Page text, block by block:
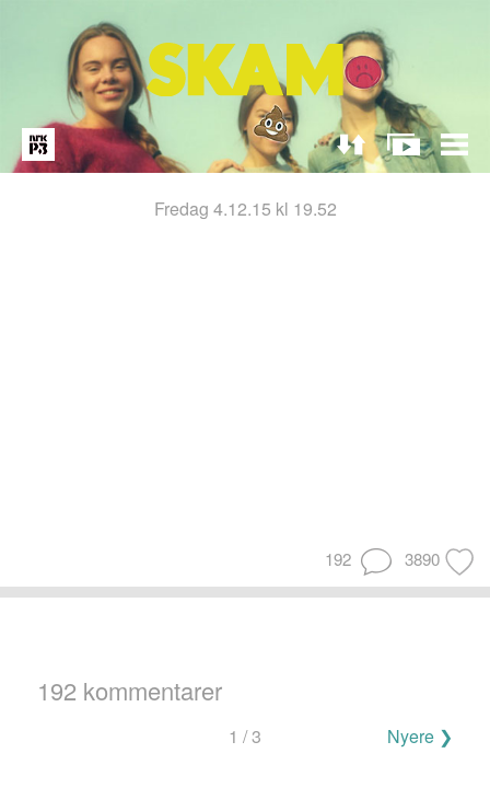
fredag 4.12.15 kl 19.52
192 3890
192 kommentarer
1 / 3 Nyere ❯